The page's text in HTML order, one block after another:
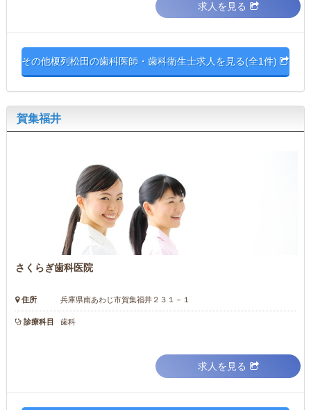
求人を見る
その他榎列松田の歯科医師・歯科衛生士求人を見る(全1件)
賀集福井
さくらぎ歯科医院
住所 兵庫県南あわじ市賀集福井２３１－１
診療科目 歯科
求人を見る